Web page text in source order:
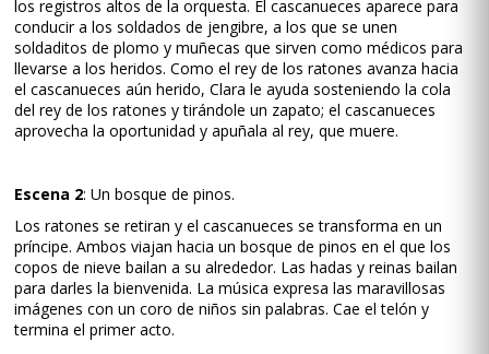
los registros altos de la orquesta. El cascanueces aparece para
conducir a los soldados de jengibre, a los que se unen
soldaditos de plomo y muñecas que sirven como médicos para
llevarse a los heridos. Como el rey de los ratones avanza hacia
el cascanueces aún herido, Clara le ayuda sosteniendo la cola
del rey de los ratones y tirándole un zapato; el cascanueces
aprovecha la oportunidad y apuñala al rey, que muere.
Escena 2: Un bosque de pinos.
Los ratones se retiran y el cascanueces se transforma en un
príncipe. Ambos viajan hacia un bosque de pinos en el que los
copos de nieve bailan a su alrededor. Las hadas y reinas bailan
para darles la bienvenida. La música expresa las maravillosas
imágenes con un coro de niños sin palabras. Cae el telón y
termina el primer acto.